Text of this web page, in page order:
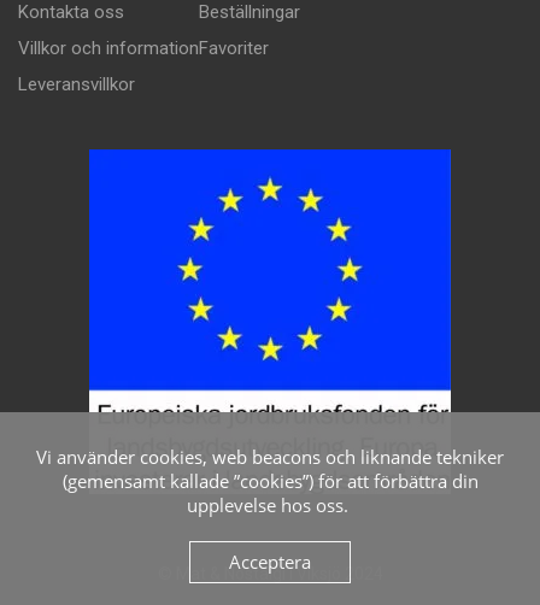
Kontakta oss
Villkor och information
Leveransvillkor
Beställningar
Favoriter
© Mat & Nostalgi i Viksjö 2024
Vi använder cookies, web beacons och liknande tekniker
(gemensamt kallade ”cookies”) för att förbättra din
upplevelse hos oss.
Acceptera